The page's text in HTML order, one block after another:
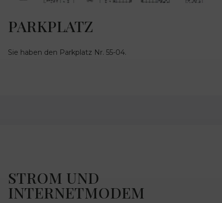
PARKPLATZ
Sie haben den Parkplatz Nr. 55-04.
STROM UND
INTERNETMODEM